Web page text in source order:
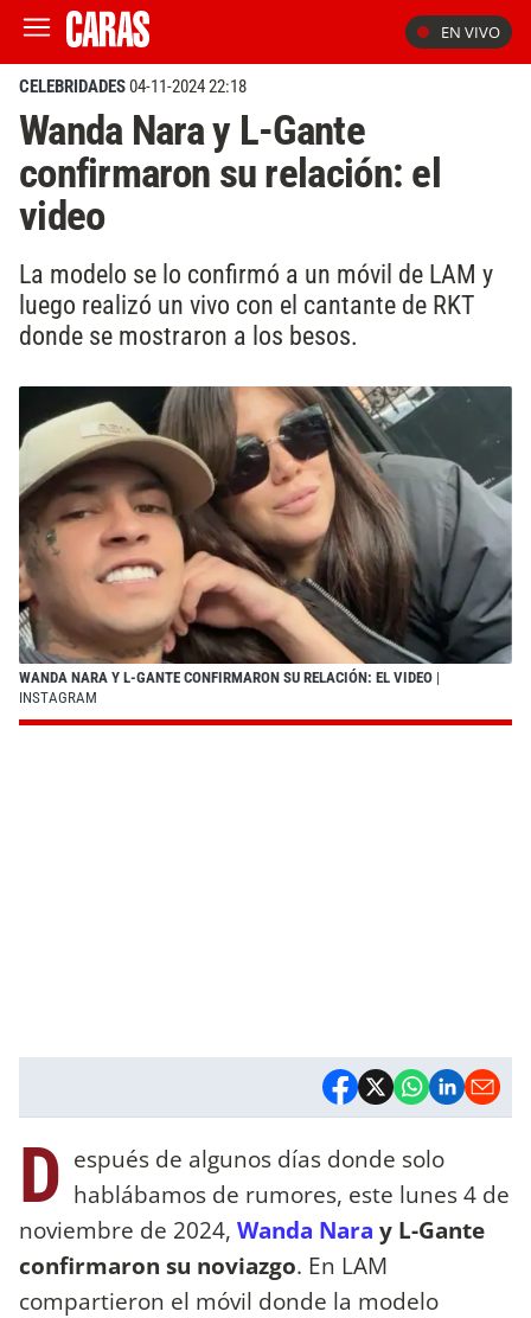
EN VIVO
CELEBRIDADES04-11-2024 22:18
Wanda Nara y L-Gante
confirmaron su relación: el
video
La modelo se lo confirmó a un móvil de LAM y
luego realizó un vivo con el cantante de RKT
donde se mostraron a los besos.
WANDA NARA Y L-GANTE CONFIRMARON SU RELACIÓN: EL VIDEO |
INSTAGRAM
D espués de algunos días donde solo
hablábamos de rumores, este lunes 4 de
noviembre de 2024, Wanda Nara y L-Gante
confirmaron su noviazgo. En LAM
compartieron el móvil donde la modelo